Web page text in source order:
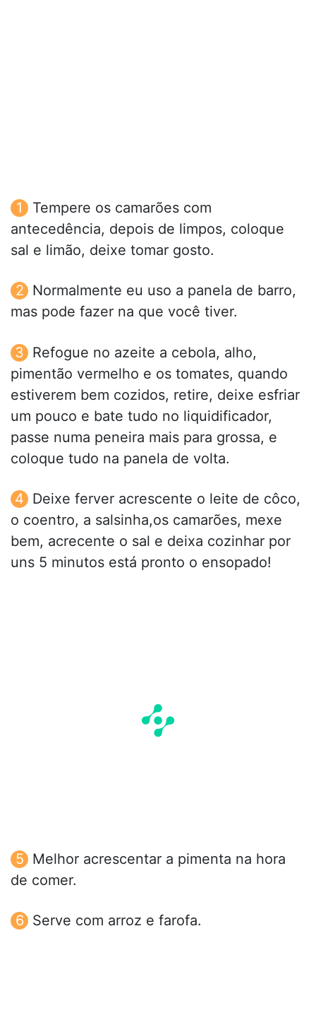
Tempere os camarões com
antecedência, depois de limpos, coloque
sal e limão, deixe tomar gosto.
Normalmente eu uso a panela de barro,
mas pode fazer na que você tiver.
Refogue no azeite a cebola, alho,
pimentão vermelho e os tomates, quando
estiverem bem cozidos, retire, deixe esfriar
um pouco e bate tudo no liquidificador,
passe numa peneira mais para grossa, e
coloque tudo na panela de volta.
Deixe ferver acrescente o leite de côco,
o coentro, a salsinha,os camarões, mexe
bem, acrecente o sal e deixa cozinhar por
uns 5 minutos está pronto o ensopado!
Melhor acrescentar a pimenta na hora
de comer.
Serve com arroz e farofa.